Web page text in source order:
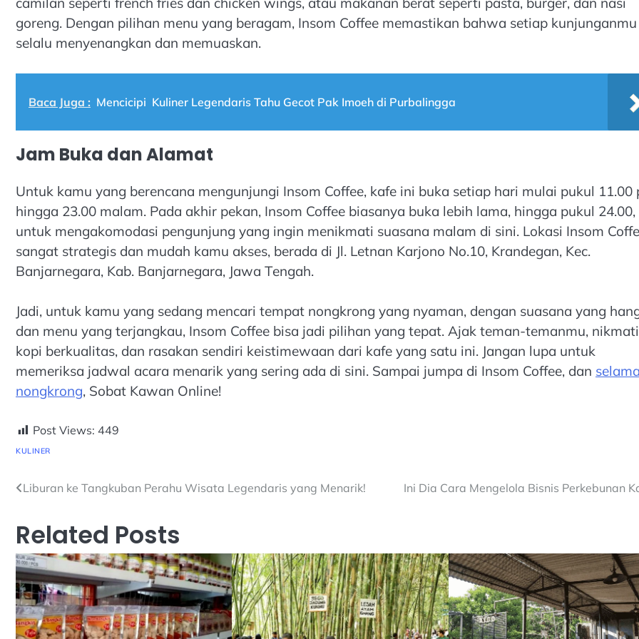
goreng. Dengan pilihan menu yang beragam, Insom Coffee memastikan bahwa setiap kunjunganmu
selalu menyenangkan dan memuaskan.
Baca Juga : Mencicipi Kuliner Legendaris Tahu Gecot Pak Imoeh di Purbalingga
Jam Buka dan Alamat
Untuk kamu yang berencana mengunjungi Insom Coffee, kafe ini buka setiap hari mulai pukul 11.00
hingga 23.00 malam. Pada akhir pekan, Insom Coffee biasanya buka lebih lama, hingga pukul 24.00,
untuk mengakomodasi pengunjung yang ingin menikmati suasana malam di sini. Lokasi Insom
sangat strategis dan mudah kamu akses, berada di Jl. Letnan Karjono No.10, Krandegan, Kec.
Banjarnegara, Kab. Banjarnegara, Jawa Tengah.
Jadi, untuk kamu yang sedang mencari tempat nongkrong yang nyaman, dengan suasana yang
dan menu yang terjangkau, Insom Coffee bisa jadi pilihan yang tepat. Ajak teman-temanmu, nikmati
kopi berkualitas, dan rasakan sendiri keistimewaan dari kafe yang satu ini. Jangan lupa untuk
memeriksa jadwal acara menarik yang sering ada di sini. Sampai jumpa di Insom Coffee, dan
nongkrong, Sobat Kawan Online!
Post Views: 449
KULINER
Navigasi
Liburan ke Tangkuban Perahu Wisata Legendaris yang Menarik! Ini Dia Cara Mengelola Bisnis Perkebunan
Related Posts